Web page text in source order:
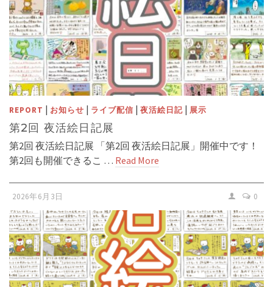
REPORT | お知らせ | ライブ配信 | 夜活絵日記 | 展示
第2回 夜活絵日記展
第2回 夜活絵日記展 「第2回 夜活絵日記展」開催中です！
第2回も開催できるこ … Read More
2026年6月3日 0